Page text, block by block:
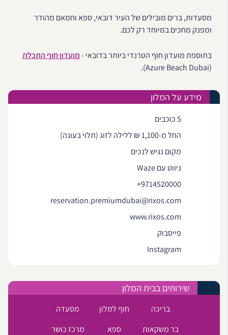
מסעדות, ברים מובילים של העיר דובאי, ספא וחמאם מהודר
ומפנק מחכים במיוחד רק לכם.
בתוספת מועדון חוף הטרנדי ביותר בדובאי -מועדון חוף התכלת
(Azure Beach Dubai).
מידע על המלון
5 כוכבים
החל מ-1,100 ₪ ללילה לזוג (תלוי בעונה)
מקום נגיש לנכים
ניווט עם Waze
+9714520000
reservation.premiumdubai@rixos.com
www.rixos.com
פייסבוק
Instagram
שירותים בבית המלון
בריכה חוף למלון
מסעדה
בר משקאות
ספא מרכז כושר